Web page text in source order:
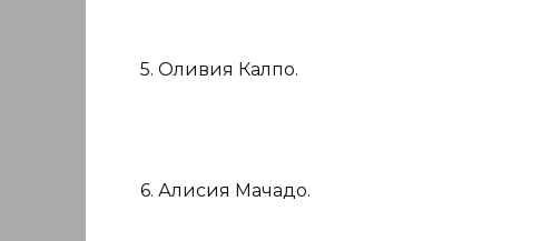
5. Оливия Калпо.
6. Алисия Мачадо.